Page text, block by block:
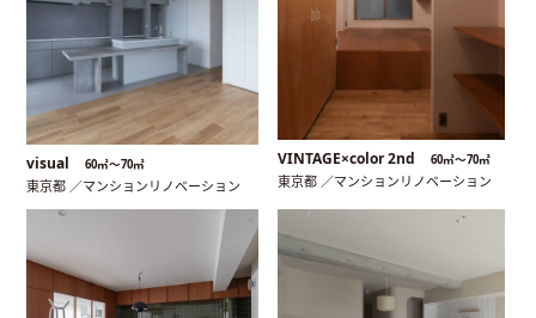
visual 60㎡〜70㎡
東京都 ／マンションリノベーション
VINTAGE×color 2nd 60㎡〜70㎡
東京都 ／マンションリノベーション